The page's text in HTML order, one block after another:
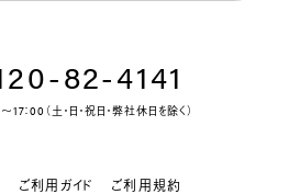
82-4141
17：00（土・日・祝日・弊社休日を除く）
ご利用ガイド ご利用規約